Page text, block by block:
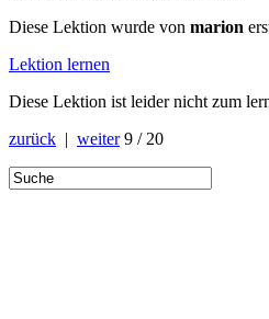
Diese Lektion wurde von marion
Lektion lernen
Diese Lektion ist leider nicht zum
zurück | weiter 9 / 20